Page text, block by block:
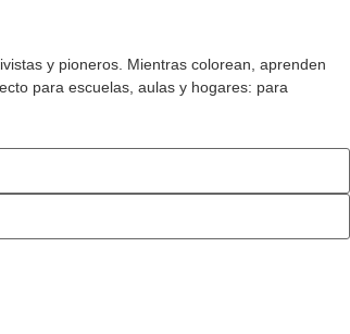
y pioneros. Mientras colorean, aprenden
para escuelas, aulas y hogares: para